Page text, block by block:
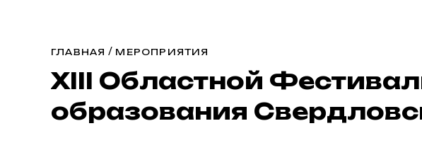
ТВОРИМ ИСТОРИЮ ВМЕСТЕ
ГЛАВНАЯ / МЕРОПРИЯТИЯ
XIII Областной
образования